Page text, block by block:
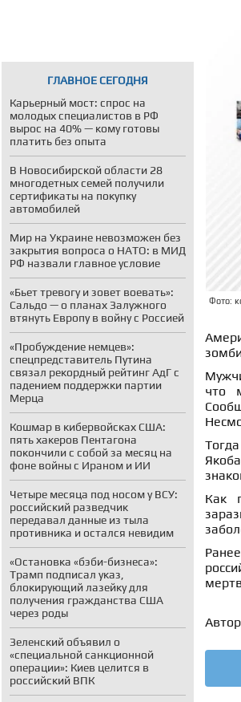
ГЛАВНОЕ СЕГОДНЯ
Карьерный мост: спрос на
молодых специалистов в РФ
вырос на 40% — кому готовы
платить без опыта
В Новосибирской области 28
многодетных семей получили
сертификаты на покупку
автомобилей
Мир на Украине невозможен без
закрытия вопроса о НАТО: в МИД
РФ назвали главное условие
«Бьет тревогу и зовет воевать»:
Сальдо — о планах Залужного
втянуть Европу в войну с Россией
«Пробуждение немцев»:
спецпредставитель Путина
связал рекордный рейтинг АдГ с
падением поддержки партии
Мерца
Кошмар в кибервойсках США:
пять хакеров Пентагона
покончили с собой за месяц на
фоне войны с Ираном и ИИ
Четыре месяца под носом у ВСУ:
российский разведчик
передавал данные из тыла
противника и остался невидим
«Остановка «бэби-бизнеса»:
Трамп подписал указ,
блокирующий лазейку для
получения гражданства США
через роды
Зеленский объявил о
«специальной санкционной
операции»: Киев целится в
российский ВПК
Фото:
что
Как